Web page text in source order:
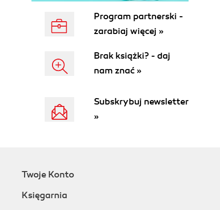
Program partnerski -
zarabiaj więcej »
Brak książki? - daj
nam znać »
Subskrybuj newsletter
»
Twoje Konto
Księgarnia